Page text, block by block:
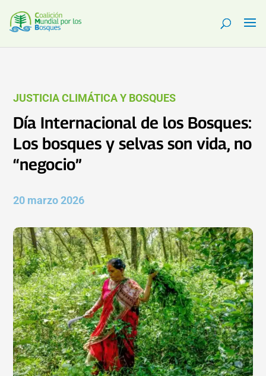
JUSTICIA CLIMÁTICA Y BOSQUES
Día Internacional de los Bosques:
Los bosques y selvas son vida, no
“negocio”
20 marzo 2026